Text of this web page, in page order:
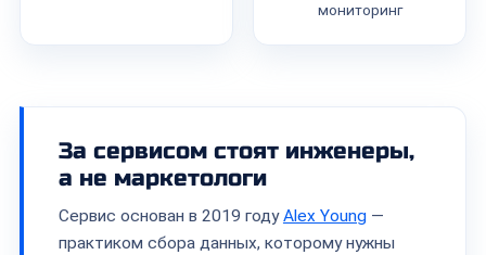
мониторинг
За сервисом стоят инженеры,
а не маркетологи
Сервис основан в 2019 годуAlex Young—
практиком сбора данных, которому нужны